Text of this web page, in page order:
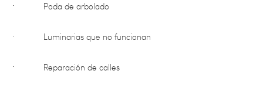
• Luminarias que no funcionan
• Reparación de calles
• Limpieza de baldíos